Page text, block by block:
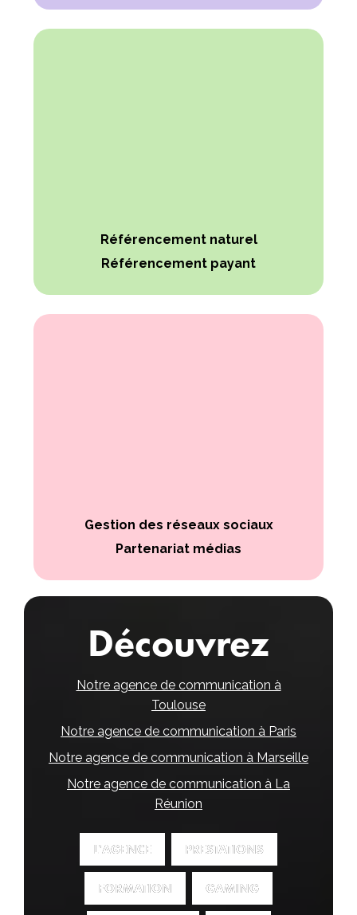
Référencement naturel
Référencement payant
Gestion des réseaux sociaux
Partenariat médias
Découvrez
Notre agence de communication à
Toulouse
Notre agence de communication à Paris
Notre agence de communication à Marseille
Notre agence de communication à La
Réunion
L'AGENCE
L'AGENCE PRESTATIONS
PRESTATIONS
FORMATION
FORMATION GAMING
GAMING